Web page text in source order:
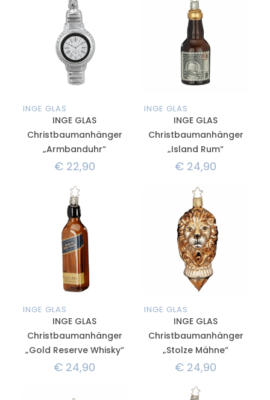
INGE GLAS
INGE GLAS
Christbaumanhänger
„Armbanduhr“
€22,90
INGE GLAS
INGE GLAS
Christbaumanhänger
„Island Rum“
€ 24,90
INGE GLAS
INGE GLAS
Christbaumanhänger
„Gold Reserve Whisky“
€ 24,90
INGE GLAS
INGE GLAS
Christbaumanhänger
„Stolze Mähne“
€ 24,90